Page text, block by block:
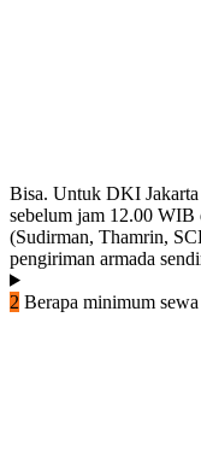
Bisa. Untuk DKI Jakarta
sebelum jam 12.00
(Sudirman, Thamrin,
pengiriman armada
2 Berapa minimum